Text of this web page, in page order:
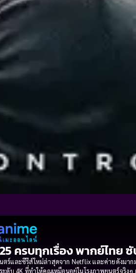
ครบทุกเรื่อง พากย์ไทย ซั
และซีรีส์ใหม่ล่าสุดจาก Netflix และค่ายดังมาก
บ 4K ที่ทำให้คุณเหมือนอยู่ในโรงภาพยนตร์จริงๆ